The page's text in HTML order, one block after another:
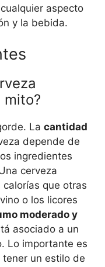
aspecto
y la bebida.
mito?
La cantidad
depende de
ingredientes
cerveza
que otras
o los licores
moderado y
asociado a un
Lo importante es
un estilo de